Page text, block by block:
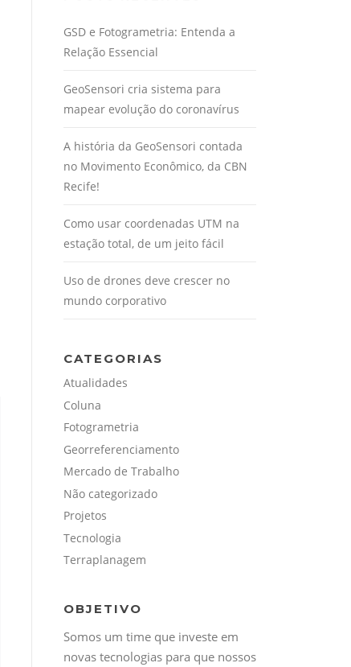
GSD e Fotogrametria: Entenda a
Relação Essencial
GeoSensori cria sistema para
mapear evolução do coronavírus
A história da GeoSensori contada
no Movimento Econômico, da CBN
Recife!
Como usar coordenadas UTM na
estação total, de um jeito fácil
Uso de drones deve crescer no
mundo corporativo
CATEGORIAS
Atualidades
Coluna
Fotogrametria
Georreferenciamento
Mercado de Trabalho
Não categorizado
Projetos
Tecnologia
Terraplanagem
OBJETIVO
Somos um time que investe em
novas tecnologias para que nossos